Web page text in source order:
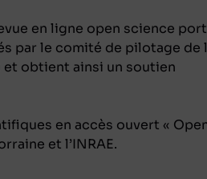
en ligne open science
par le comité de pilotage de
et obtient ainsi un soutien
en accès ouvert «
et l’INRAE.